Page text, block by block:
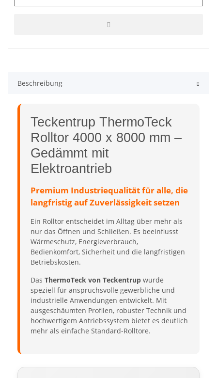
Beschreibung
Teckentrup ThermoTeck
Rolltor 4000 x 8000 mm –
Gedämmt mit
Elektroantrieb
Premium Industriequalität für alle, die
langfristig auf Zuverlässigkeit setzen
Ein Rolltor entscheidet im Alltag über mehr als
nur das Öffnen und Schließen. Es beeinflusst
Wärmeschutz, Energieverbrauch,
Bedienkomfort, Sicherheit und die langfristigen
Betriebskosten.
Das ThermoTeck von Teckentrup wurde
speziell für anspruchsvolle gewerbliche und
industrielle Anwendungen entwickelt. Mit
ausgeschäumten Profilen, robuster Technik und
hochwertigem Antriebssystem bietet es deutlich
mehr als einfache Standard-Rolltore.